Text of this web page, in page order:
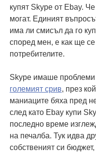
купят Skype от Ebay.
могат. Единият
има ли смисъл да го
според мен, е как ще се
потребителите.
Skype имаше
големият срив, през
маниаците бяха пред
след като Ebay купи
последно време
на печалба. Тук идва
собственият си